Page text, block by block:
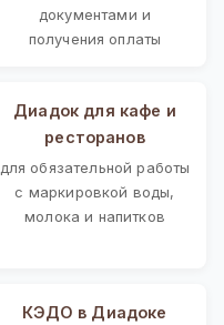
документами и
получения оплаты
Диадок для кафе и
ресторанов
для обязательной работы
с маркировкой воды,
молока и напитков
КЭДО в Диадоке